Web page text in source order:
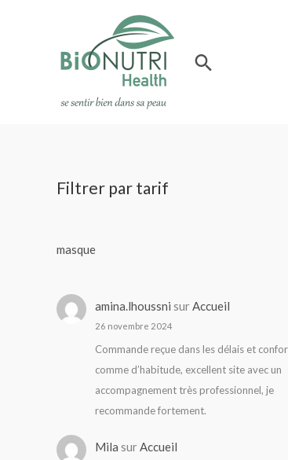
Filtrer par tarif
masque
amina.lhoussni surAccueil
26 novembre 2024
Commande reçue dans les délais et
comme d’habitude, excellent site avec un
accompagnement très professionnel, je
recommande fortement.
Mila surAccueil